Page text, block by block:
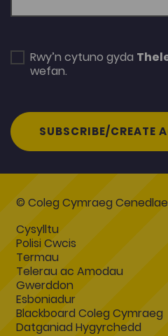
Rwy’n cytuno gyda
wefan.
SUBSCRIBE/CREATE
© Coleg Cymraeg
Cysylltu
Polisi Cwcis
Termau
Telerau ac Amodau
Gwerddon
Esboniadur
Blackboard Coleg Cymraeg
Datganiad Hygyrchedd